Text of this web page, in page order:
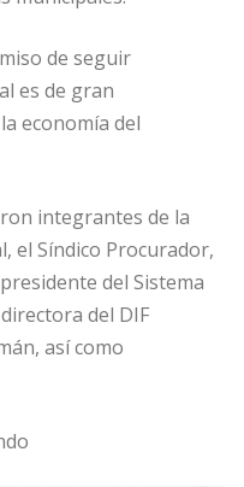
de seguir
es de gran
economía del
integrantes de la
el Síndico Procurador,
del Sistema
del DIF
así como